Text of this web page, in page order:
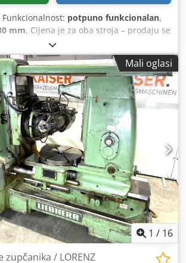
Funkcionalnost: potpuno funkcionalan,
mm, Cijena je za oba stroja – prodaju se
Marka: STAEHELY SH 500 Pribor:
trnci i jedan stroj s tangentnom
Dodpfxexfub Dj Ah Tskr Promjer
promjer zupčanika = 500 mm Širina
Modul = 6
Mali oglasi
1 / 16
zupčanika / LORENZ